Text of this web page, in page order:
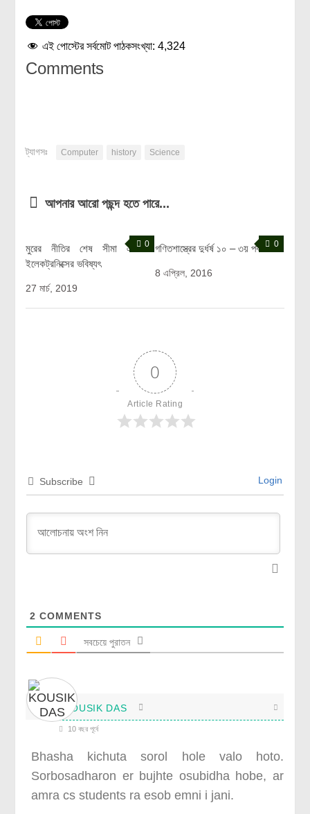
এই পোস্টের সর্বমোট পাঠকসংখ্যা:4,324
Comments
ট্যাগসঃ Computer history Science
আপনার আরো পছন্দ হতে পারে...
0
মুরের নীতির শেষ সীমা এবং
ইলেকট্রনিক্সের ভবিষ্যৎ
27 মার্চ, 2019
0
গণিতশাস্ত্রের দুর্ধর্ষ ১০ – ৩য় পর্ব
8 এপ্রিল, 2016
0
Article Rating
Subscribe Login
2 COMMENTS
সবচেয়ে পুরাতন
KOUSIK DAS
10 বছর পূর্বে
Bhasha kichuta sorol hole valo hoto.
Sorbosadharon er bujhte osubidha hobe, ar
amra cs students ra esob emni i jani.